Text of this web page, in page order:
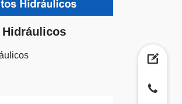
Hidráulicos